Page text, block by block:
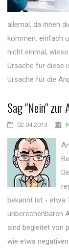
allemal, da ihnen
kommen, einfach
nicht einmal,
Ursache für diese
Ursache für die
Sag "Nein" zur
02.04.2013
bekannt ist - etwa
unberechenbaren
sind begleitet von
wie etwa